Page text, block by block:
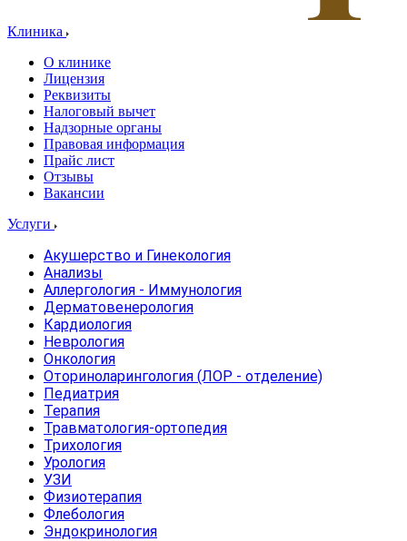
Клиника
О клинике
Лицензия
Реквизиты
Налоговый вычет
Надзорные органы
Правовая информация
Прайс лист
Отзывы
Вакансии
Услуги
Акушерство и Гинекология
Анализы
Аллергология - Иммунология
Дерматовенерология
Кардиология
Неврология
Онкология
Оториноларингология (ЛОР - отделение)
Педиатрия
Терапия
Травматология-ортопедия
Трихология
Урология
УЗИ
Физиотерапия
Флебология
Эндокринология